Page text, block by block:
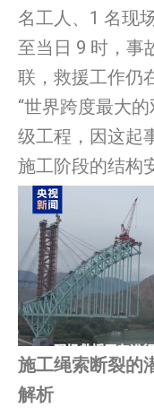
名工人、1 名现
至当日 9 时，事
联，救援工作仍
“世界跨度最大
级工程，因这起
施工阶段的结构
施工绳索断裂的
解析